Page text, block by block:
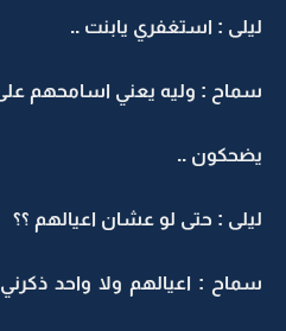
ليلى : استغفري يابنت ..
سماح : وليه يعني اسامحهم على
يضحكون ..
ليلى : حتى لو عشان اعيالهم ؟؟
سماح : اعيالهم ولا واحد